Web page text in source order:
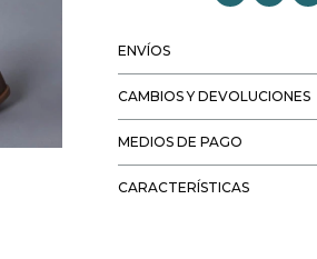
ENVÍOS
CAMBIOS Y DEVOLUCIONES
MEDIOS DE PAGO
CARACTERÍSTICAS